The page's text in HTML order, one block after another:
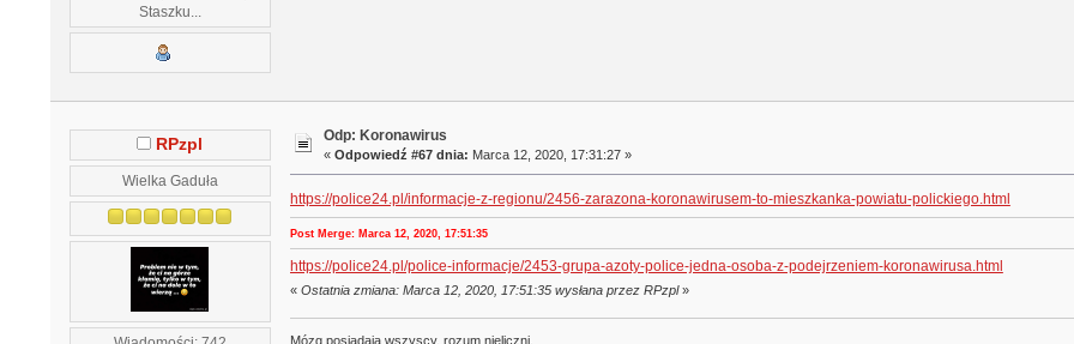
Staszku...
RPzpl
Wielka Gaduła
Odp: Koronawirus
«Odpowiedź #67 dnia: Marca 12, 2020, 17:31:27 »
https://police24.pl/informacje-z-regionu/2456-zarazona-koronawirusem-to-mieszkanka-powiatu-polickiego.html
Post Merge: Marca 12, 2020, 17:51:35
https://police24.pl/police-informacje/2453-grupa-azoty-police-jedna-osoba-z-podejrzeniem-koronawirusa.html
« Ostatnia zmiana: Marca 12, 2020, 17:51:35 wysłana przez RPzpl»
Mózg posiadają wszyscy, rozum nieliczni.